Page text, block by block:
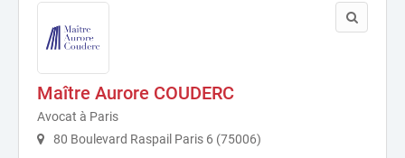
Maître Aurore COUDERC
Avocat à Paris
80 Boulevard Raspail Paris 6 (75006)